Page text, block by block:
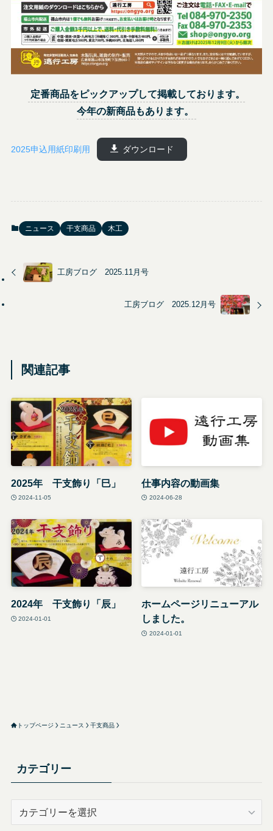
定番商品をピックアップして掲載しております。
今年の新商品もあります。
2025申込用紙印刷用 ダウンロード
ニュース 干支商品 木工
工房ブログ 2025.11月号
工房ブログ 2025.12月号
関連記事
2025年 干支飾り「巳」
2024-11-05
仕事内容の動画集
2024-06-28
2024年 干支飾り「辰」
2024-01-01
ホームページリニューアル
しました。
2024-01-01
トップページ ニュース 干支商品
カテゴリー